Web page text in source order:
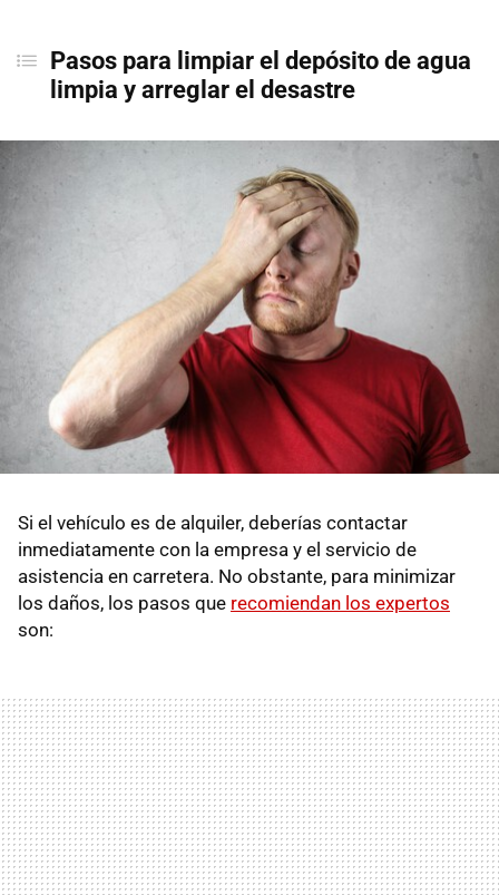
Pasos para limpiar el depósito de agua
limpia y arreglar el desastre
Si el vehículo es de alquiler, deberías contactar
inmediatamente con la empresa y el servicio de
asistencia en carretera. No obstante, para minimizar
los daños, los pasos que recomiendan los expertos
son: